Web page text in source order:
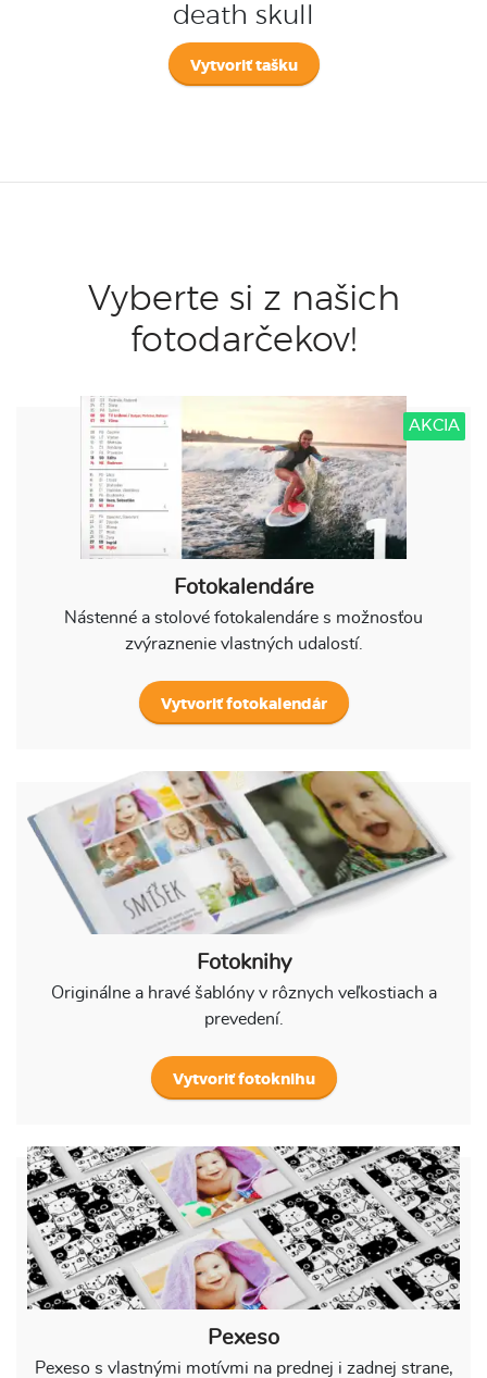
death skull
Vytvoriť tašku
Vyberte si z našich
fotodarčekov!
AKCIA
Fotokalendáre
Nástenné a stolové fotokalendáre s možnosťou
zvýraznenie vlastných udalostí.
Vytvoriť fotokalendár
Fotoknihy
Originálne a hravé šablóny v rôznych veľkostiach a
prevedení.
Vytvoriť fotoknihu
Pexeso
Pexeso s vlastnými motívmi na prednej i zadnej strane,